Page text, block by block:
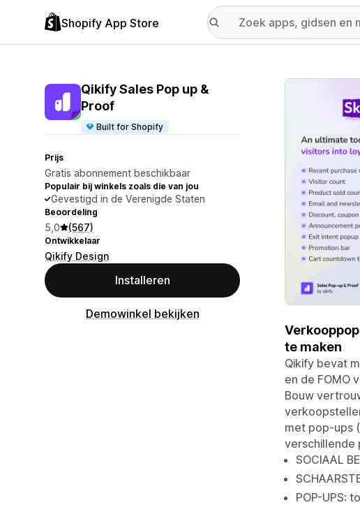
Shopify App Store
Qikify Sales Pop up &
Proof
Built for Shopify
Prijs
Gratis abonnement beschikbaar
Populair bij winkels zoals die van jou
Gevestigd in de Verenigde Staten
Beoordeling
5,0 (567)
Ontwikkelaar
Qikify Design
Installeren
Demowinkel bekijken
Galerij met
te maken
Qikify bevat
en de FOMO
Bouw
met pop-ups
verschillende
SOCIAAL
POP-UPS: